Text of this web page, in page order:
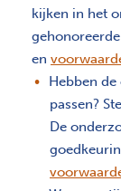
kijken in het
en
Hebben
passen?
De